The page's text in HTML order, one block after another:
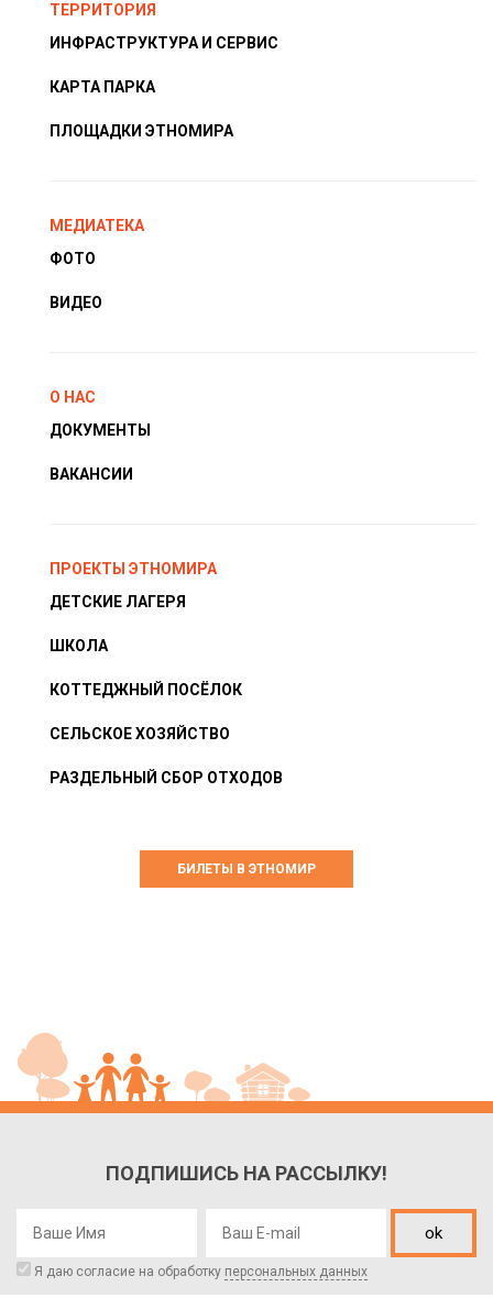
ТЕРРИТОРИЯ
ИНФРАСТРУКТУРА И СЕРВИС
КАРТА ПАРКА
ПЛОЩАДКИ ЭТНОМИРА
МЕДИАТЕКА
ФОТО
ВИДЕО
О НАС
ДОКУМЕНТЫ
ВАКАНСИИ
ПРОЕКТЫ ЭТНОМИРА
ДЕТСКИЕ ЛАГЕРЯ
ШКОЛА
КОТТЕДЖНЫЙ ПОСЁЛОК
СЕЛЬСКОЕ ХОЗЯЙСТВО
РАЗДЕЛЬНЫЙ СБОР ОТХОДОВ
БИЛЕТЫ В ЭТНОМИР
ПОДПИШИСЬ НА РАССЫЛКУ!
ok
Я даю согласие на обработку персональных данных